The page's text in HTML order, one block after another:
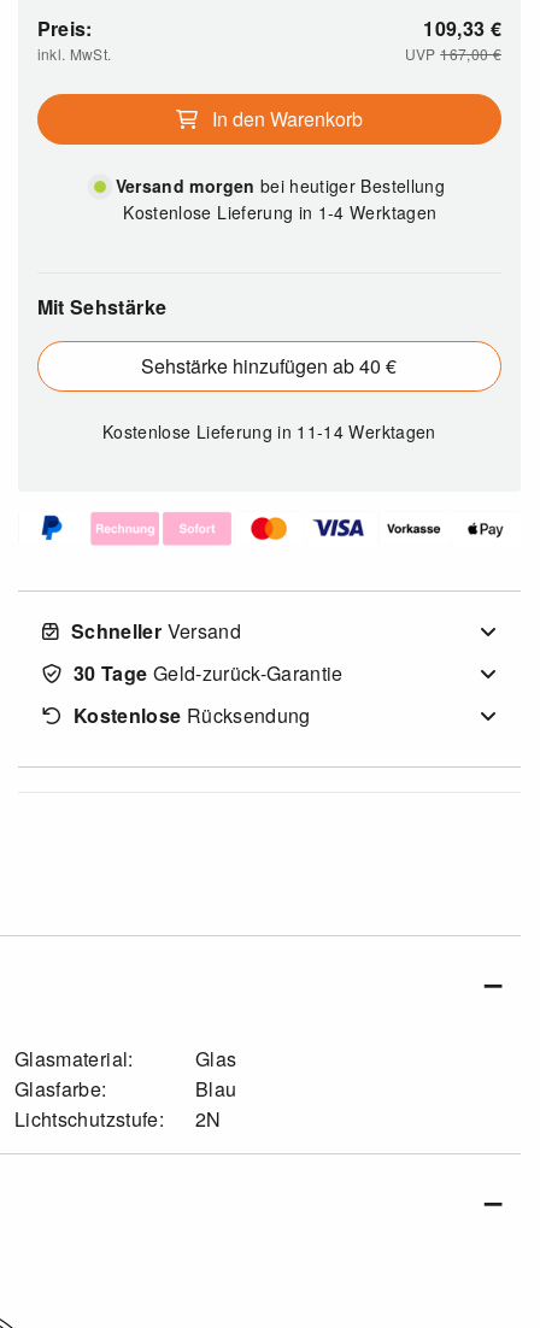
Preis:
inkl. MwSt.
109,33 €
UVP167,00€
In den Warenkorb
Versand morgen bei heutiger Bestellung
Kostenlose Lieferung in 1-4 Werktagen
Mit Sehstärke
Sehstärke hinzufügen ab 40 €
Kostenlose Lieferungin 11-14 Werktagen
Schneller Versand
30 Tage Geld-zurück-Garantie
Kostenlose Rücksendung
Glasmaterial:
Glas
Glasfarbe:
Blau
Lichtschutzstufe:
2N